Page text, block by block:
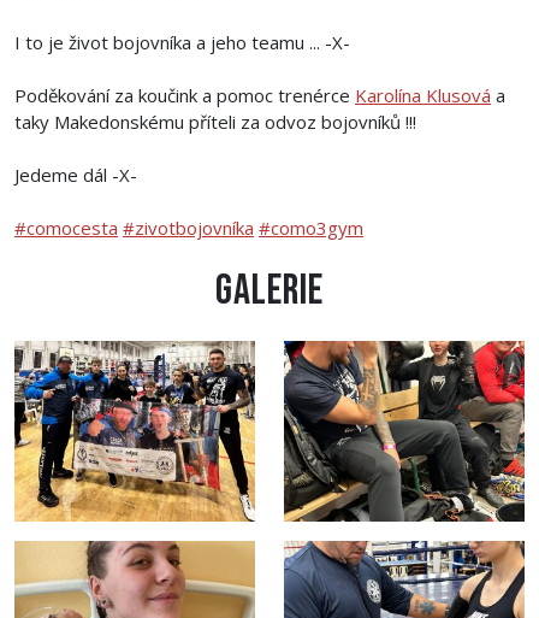
I to je život bojovníka a jeho teamu ... -X-
Poděkování za koučink a pomoc trenérce Karolína Klusová a
taky Makedonskému příteli za odvoz bojovníků !!!
Jedeme dál -X-
#comocesta #zivotbojovníka #como3gym
Galerie